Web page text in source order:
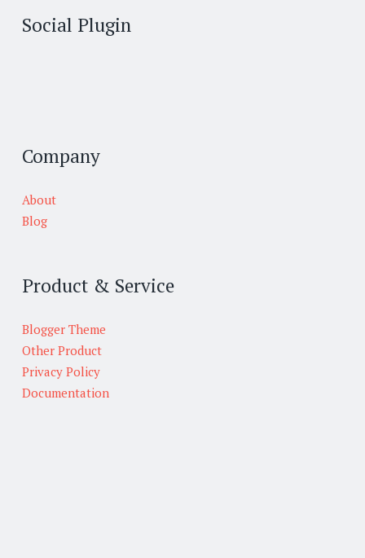
Social Plugin
Company
About
Blog
Product & Service
Blogger Theme
Other Product
Privacy Policy
Documentation